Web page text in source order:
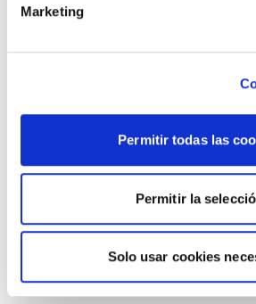
Marketing
Permitir todas las
Permitir la
Solo usar cookies